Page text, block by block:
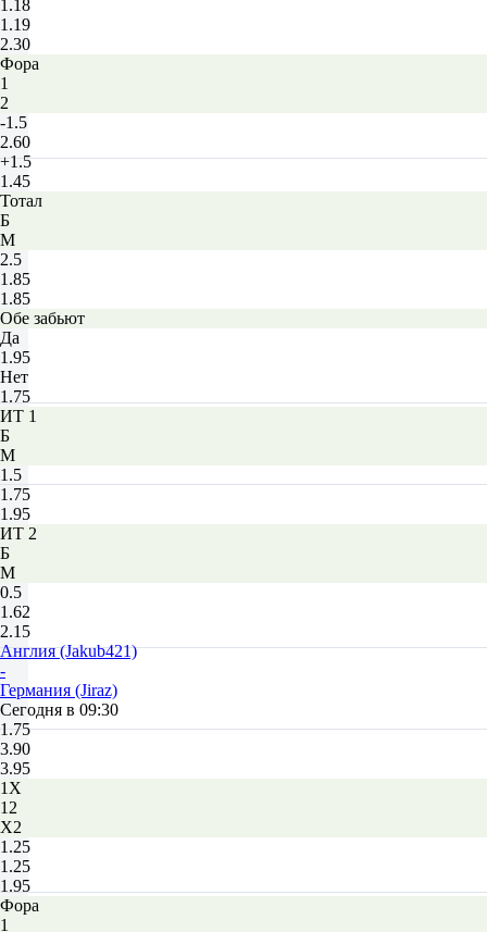
1.18
1.19
2.30
Фора
1
2
-1.5
2.60
+1.5
1.45
Тотал
Б
М
2.5
1.85
1.85
Обе забьют
Да
1.95
Нет
1.75
ИТ 1
Б
М
1.5
1.75
1.95
ИТ 2
Б
М
0.5
1.62
2.15
Англия (Jakub421)
-
Германия (Jiraz)
Сегодня в 09:30
1.75
3.90
3.95
1X
12
X2
1.25
1.25
1.95
Фора
1